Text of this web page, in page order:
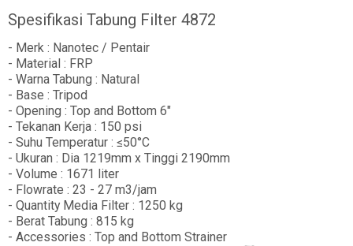
Spesifikasi Tabung Filter 4872
- Merk : Nanotec / Pentair
- Material : FRP
- Warna Tabung : Natural
- Base : Tripod
- Opening : Top and Bottom 6"
- Tekanan Kerja : 150 psi
- Suhu Temperatur : ≤50°C
- Ukuran : Dia 1219mm x Tinggi 2190mm
- Volume : 1671 liter
- Flowrate : 23 - 27 m3/jam
- Quantity Media Filter : 1250 kg
- Berat Tabung : 815 kg
- Accessories : Top and Bottom Strainer